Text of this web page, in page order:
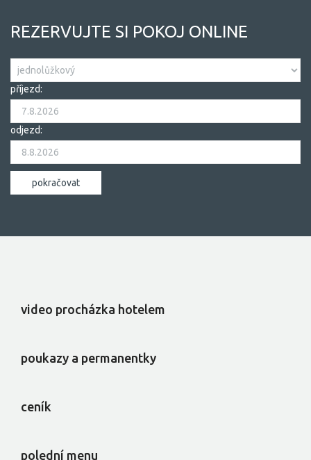
REZERVUJTE SI POKOJ ONLINE
příjezd:
odjezd:
video procházka hotelem
poukazy a permanentky
ceník
polední menu